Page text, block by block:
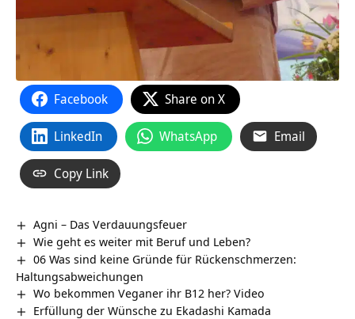
Facebook Share on X
LinkedIn WhatsApp Email
Copy Link
Agni – Das Verdauungsfeuer
Wie geht es weiter mit Beruf und Leben?
06 Was sind keine Gründe für Rückenschmerzen:
Haltungsabweichungen
Wo bekommen Veganer ihr B12 her? Video
Erfüllung der Wünsche zu Ekadashi Kamada